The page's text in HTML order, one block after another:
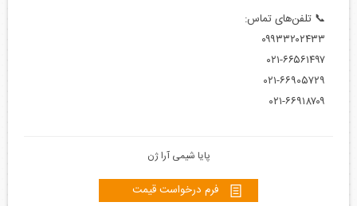
📞 تلفن‌های تماس:
۰۹۹۳۳۲۰۲۴۳۳
۰۲۱-۶۶۵۶۱۴۹۷
۰۲۱-۶۶۹۰۵۷۲۹
۰۲۱-۶۶۹۱۸۷۰۹
پایا شیمی آرا ژن
فرم درخواست قیمت